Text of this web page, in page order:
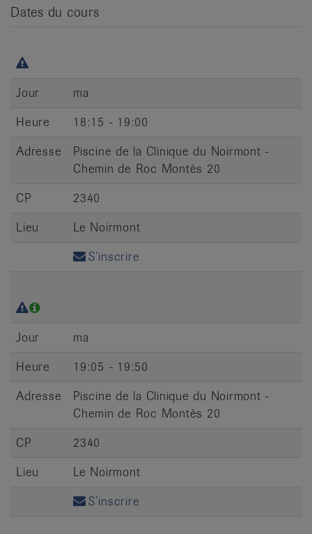
Dates du cours
Jour
ma
Heure
18:15 - 19:00
Adresse
Piscine de la Clinique du Noirmont -
Chemin de Roc Montès 20
CP
2340
Lieu
Le Noirmont
S’inscrire
Jour
ma
Heure
19:05 - 19:50
Adresse
Piscine de la Clinique du Noirmont -
Chemin de Roc Montès 20
CP
2340
Lieu
Le Noirmont
S’inscrire